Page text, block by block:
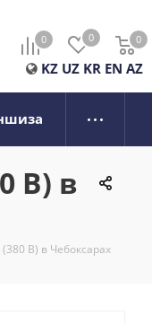
0 0 0
0
KZ UZ KR EN AZ
В) в
В) в Чебоксарах